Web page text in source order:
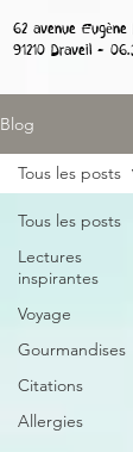
62 avenue
91210 Draveil -
Blog
Tous les posts
Lectures
inspirantes
Voyage
Gourmandises
Citations
Allergies
Tous les posts